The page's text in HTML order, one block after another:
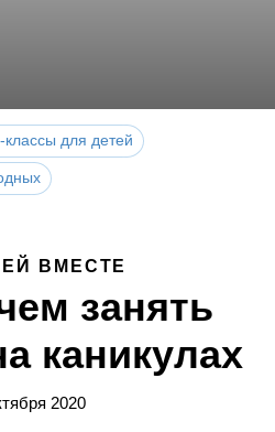
для детей
ВМЕСТЕ
занять
каникулах
2020